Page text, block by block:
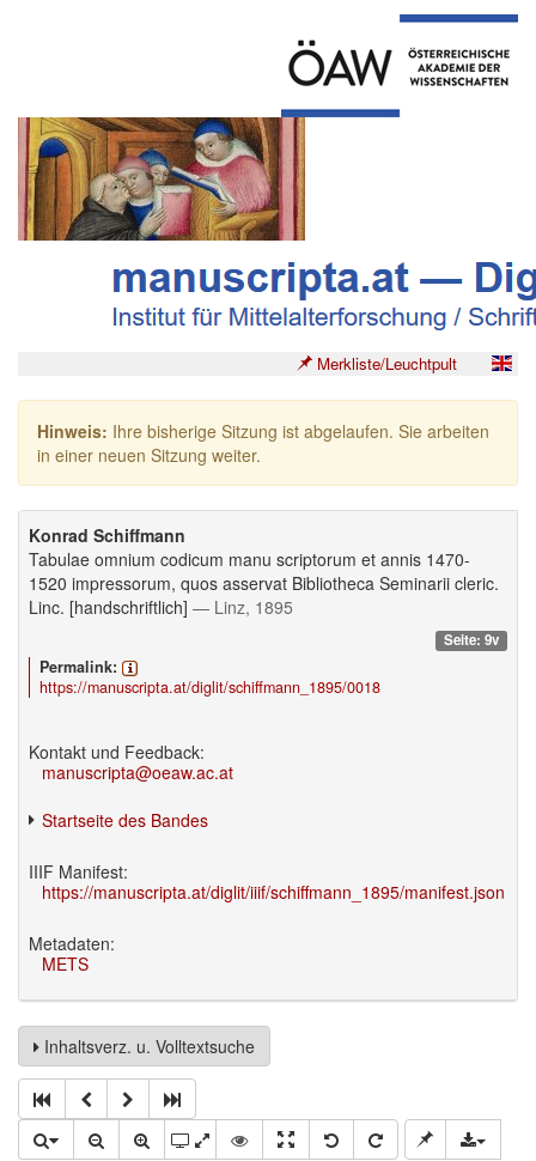
Merkliste/Leuchtpult
Hinweis: Ihre bisherige Sitzung ist abgelaufen. Sie arbeiten
in einer neuen Sitzung weiter.
Konrad Schiffmann
Tabulae omnium codicum manu scriptorum et annis 1470-
1520 impressorum, quos asservat Bibliotheca Seminarii cleric.
Linc. [handschriftlich] — Linz, 1895
Seite: 9v
Permalink:
https://manuscripta.at/diglit/schiffmann_1895/0018
Kontakt und Feedback:
manuscripta@oeaw.ac.at
Startseite des Bandes
IIIF Manifest:
https://manuscripta.at/diglit/iiif/schiffmann_1895/manifest.json
Metadaten:
METS
Inhaltsverz. u. Volltextsuche